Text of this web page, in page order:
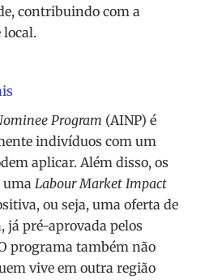
contribuindo com a
local.
Program (AINP) é
indivíduos com um
aplicar. Além disso, os
umaLabour Market Impact
ou seja, uma oferta de
pré-aprovada pelos
programa também não
vive em outra região